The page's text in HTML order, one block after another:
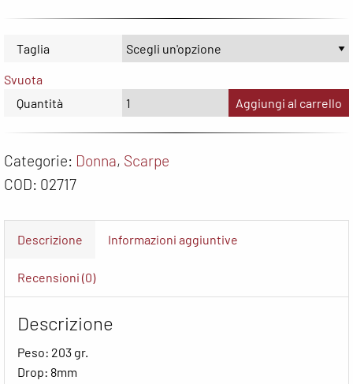
Taglia
Svuota
Quantità
Aggiungi al carrello
Categorie: Donna, Scarpe
COD: 02717
Descrizione Informazioni aggiuntive
Recensioni (0)
Descrizione
Peso: 203 gr.
Drop: 8mm